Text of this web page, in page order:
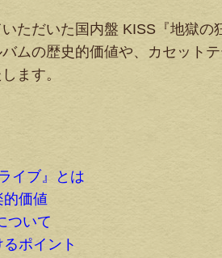
ただいた国内盤 KISS『地獄の
ムの歴史的価値や、カセット
ます。
イブ』とは
的価値
ついて
ポイント